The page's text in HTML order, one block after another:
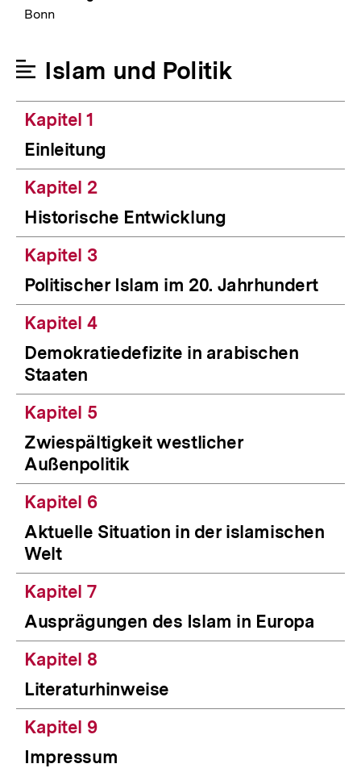
Bonn
Islam und Politik
Kapitel 1
Einleitung
Kapitel 2
Historische Entwicklung
Kapitel 3
Politischer Islam im 20. Jahrhundert
Kapitel 4
Demokratiedefizite in arabischen
Staaten
Kapitel 5
Zwiespältigkeit westlicher
Außenpolitik
Kapitel 6
Aktuelle Situation in der islamischen
Welt
Kapitel 7
Ausprägungen des Islam in Europa
Kapitel 8
Literaturhinweise
Kapitel 9
Impressum